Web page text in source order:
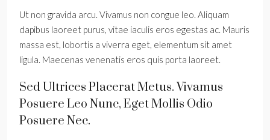
Ut non gravida arcu. Vivamus non congue leo. Aliquam
dapibus laoreet purus, vitae iaculis eros egestas ac. Mauris
massa est, lobortis a viverra eget, elementum sit amet
ligula. Maecenas venenatis eros quis porta laoreet.
Sed Ultrices Placerat Metus. Vivamus
Posuere Leo Nunc, Eget Mollis Odio
Posuere Nec.